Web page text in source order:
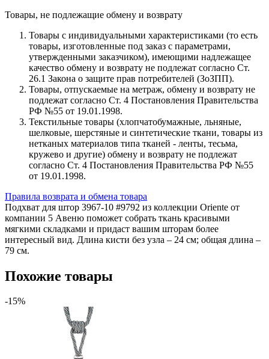
Товары, не подлежащие обмену и возврату
Товары с индивидуальными характеристиками (то есть
товары, изготовленные под заказ с параметрами,
утвержденными заказчиком), имеющими надлежащее
качество обмену и возврату не подлежат согласно Ст.
26.1 Закона о защите прав потребителей (ЗоЗПП).
Товары, отпускаемые на метраж, обмену и возврату не
подлежат согласно Ст. 4 Постановления Правительства
РФ №55 от 19.01.1998.
Текстильные товары (хлопчатобумажные, льняные,
шелковые, шерстяные и синтетические ткани, товары из
нетканых материалов типа тканей - ленты, тесьма,
кружево и другие) обмену и возврату не подлежат
согласно Ст. 4 Постановления Правительства РФ №55
от 19.01.1998.
Правила возврата и обмена товара
Подхват для штор 3967-10 #9792 из коллекции Oriente от
компании 5 Авеню поможет собрать ткань красивыми
мягкими складками и придаст вашим шторам более
интересный вид. Длина кисти без узла – 24 см; общая длина –
79 см.
Похожие товары
-15%